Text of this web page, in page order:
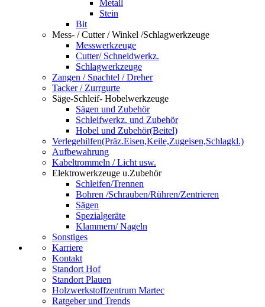
Metall
Stein
Bit
Mess- / Cutter / Winkel /Schlagwerkzeuge
Messwerkzeuge
Cutter/ Schneidwerkz.
Schlagwerkzeuge
Zangen / Spachtel / Dreher
Tacker / Zurrgurte
Säge-Schleif- Hobelwerkzeuge
Sägen und Zubehör
Schleifwerkz. und Zubehör
Hobel und Zubehör(Beitel)
Verlegehilfen(Präz.Eisen,Keile,Zugeisen,Schlagkl.)
Aufbewahrung
Kabeltrommeln / Licht usw.
Elektrowerkzeuge u.Zubehör
Schleifen/Trennen
Bohren /Schrauben/Rühren/Zentrieren
Sägen
Spezialgeräte
Klammern/ Nageln
Sonstiges
Karriere
Kontakt
Standort Hof
Standort Plauen
Holzwerkstoffzentrum Martec
Ratgeber und Trends